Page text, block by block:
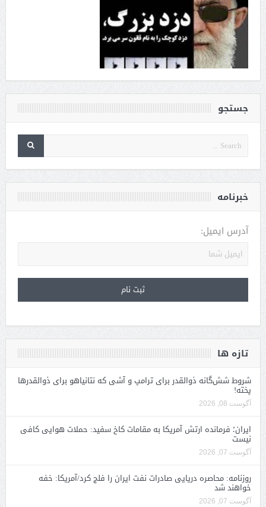
جستجو
خبرنامه
آدرس ایمیل:
تازه ها
شروط شش‌گانه ذوالقدر برای ترامپ و آشی که نتانیاهو برای ذوالقدرها
پخته!
آگوست 08, 2026
ایران؛ فرمانده ارتش آمریکا به مقامات کاخ سفید: حملات هوایی کافی
نیست
آگوست 07, 2026
روزنامه: محاصره دریایی صادرات نفت ایران را فلج کرد/آمریکا: خفه
خواهند شد
آگوست 07, 2026